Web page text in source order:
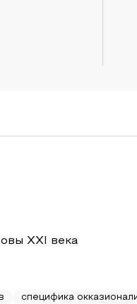
XXI века
специфика